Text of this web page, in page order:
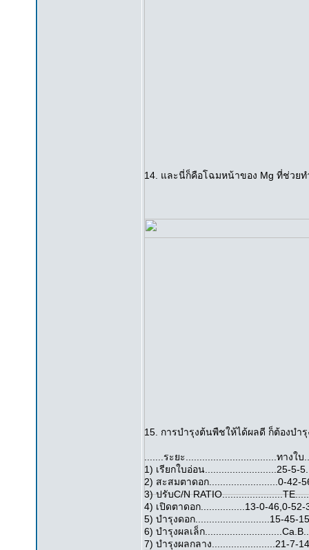
14. และนี่ก็คือโฉมหน้าของ Mg ที่ช่วยท
15. การบำรุงต้นพืชให้ได้ผลดี ก็ต้องบำ
.......ระยะ.................................ทางใ
1) เรียกใบอ่อน..........................25-5-
2) สะสมตาดอก.........................0-42-
3) ปรับC/N
4) เปิดตาดอก................13-0-46,0-
5) บำรุงดอก...........................15-45-
6) บำรุงผลเล็ก
7) บำรุงผลกลาง.......................21-7-